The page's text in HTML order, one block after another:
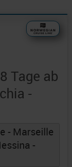
Tage ab
-
- Marseille
-